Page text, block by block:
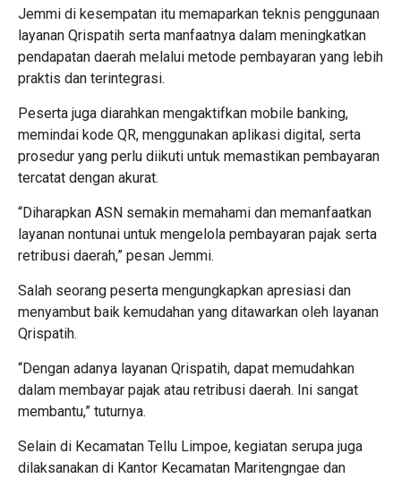
Jemmi di kesempatan itu memaparkan teknis penggunaan
layanan Qrispatih serta manfaatnya dalam meningkatkan
pendapatan daerah melalui metode pembayaran yang lebih
praktis dan terintegrasi.
Peserta juga diarahkan mengaktifkan mobile banking,
memindai kode QR, menggunakan aplikasi digital, serta
prosedur yang perlu diikuti untuk memastikan pembayaran
tercatat dengan akurat.
“Diharapkan ASN semakin memahami dan memanfaatkan
layanan nontunai untuk mengelola pembayaran pajak serta
retribusi daerah,” pesan Jemmi.
Salah seorang peserta mengungkapkan apresiasi dan
menyambut baik kemudahan yang ditawarkan oleh layanan
Qrispatih.
“Dengan adanya layanan Qrispatih, dapat memudahkan
dalam membayar pajak atau retribusi daerah. Ini sangat
membantu,” tuturnya.
Selain di Kecamatan Tellu Limpoe, kegiatan serupa juga
dilaksanakan di Kantor Kecamatan Maritengngae dan